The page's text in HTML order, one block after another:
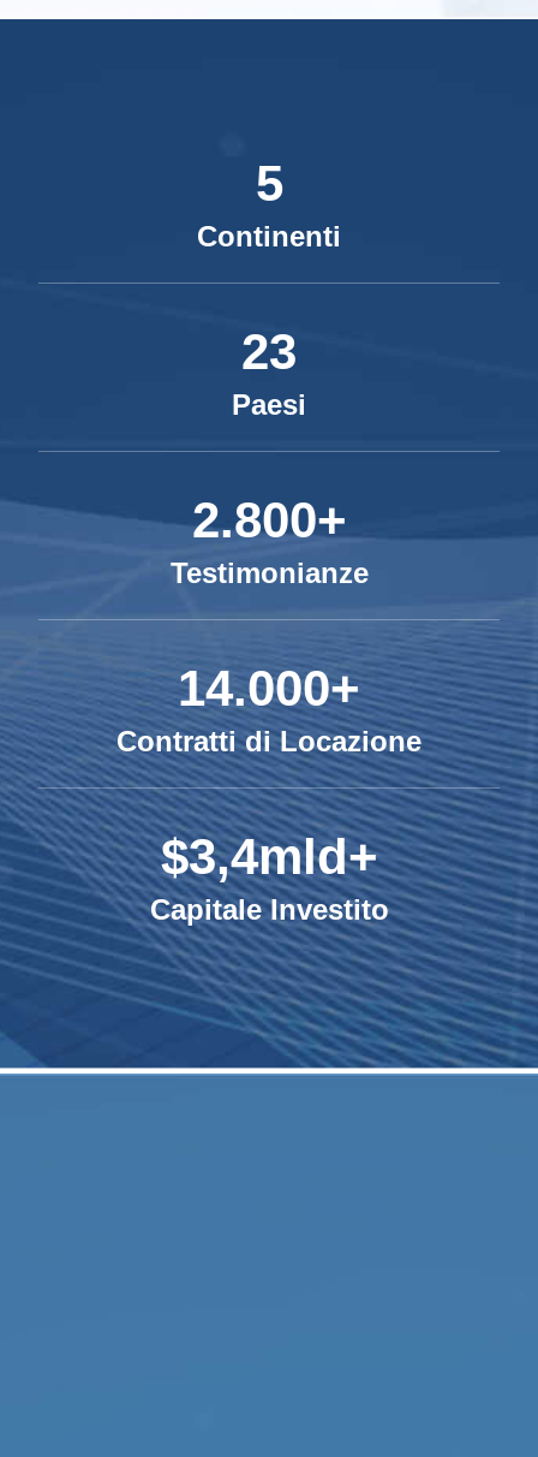
5
Continenti
23
Paesi
2.800+
Testimonianze
14.000+
Contratti di Locazione
$3,4mld+
Capitale Investito